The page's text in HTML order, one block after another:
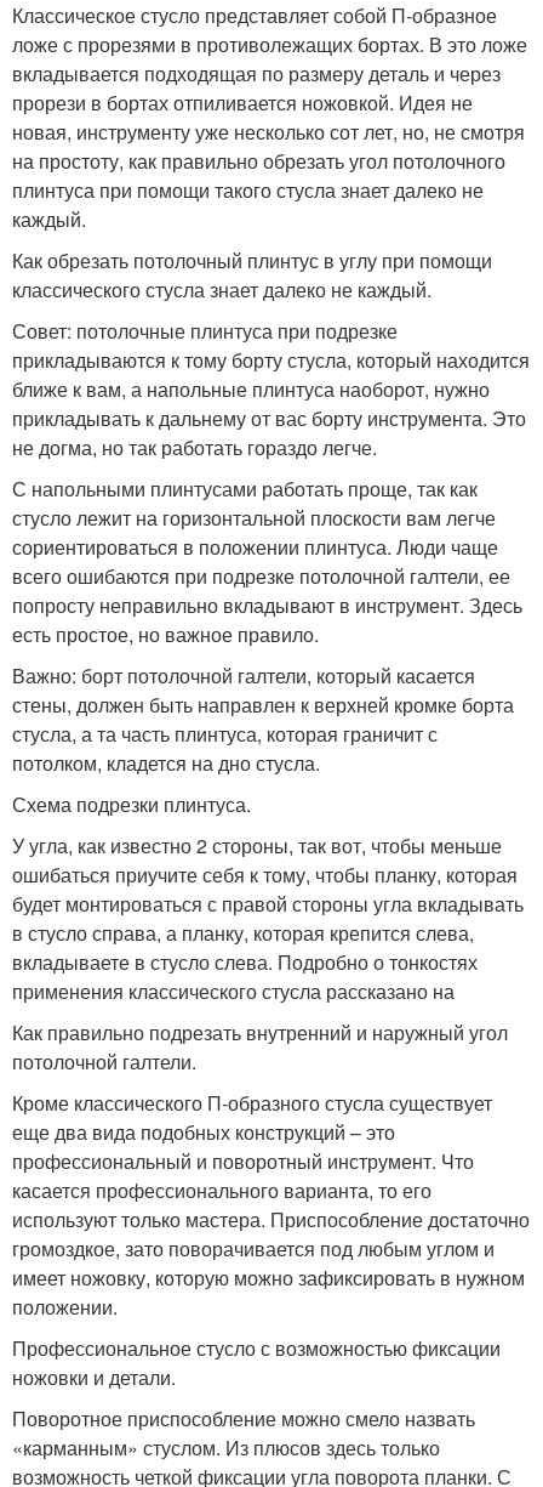
Классическое стусло представляет собой П-образное
ложе с прорезями в противолежащих бортах. В это ложе
вкладывается подходящая по размеру деталь и через
прорези в бортах отпиливается ножовкой. Идея не
новая, инструменту уже несколько сот лет, но, не смотря
на простоту, как правильно обрезать угол потолочного
плинтуса при помощи такого стусла знает далеко не
каждый.
Как обрезать потолочный плинтус в углу при помощи
классического стусла знает далеко не каждый.
Совет: потолочные плинтуса при подрезке
прикладываются к тому борту стусла, который находится
ближе к вам, а напольные плинтуса наоборот, нужно
прикладывать к дальнему от вас борту инструмента. Это
не догма, но так работать гораздо легче.
С напольными плинтусами работать проще, так как
стусло лежит на горизонтальной плоскости вам легче
сориентироваться в положении плинтуса. Люди чаще
всего ошибаются при подрезке потолочной галтели, ее
попросту неправильно вкладывают в инструмент. Здесь
есть простое, но важное правило.
Важно: борт потолочной галтели, который касается
стены, должен быть направлен к верхней кромке борта
стусла, а та часть плинтуса, которая граничит с
потолком, кладется на дно стусла.
Схема подрезки плинтуса.
У угла, как известно 2 стороны, так вот, чтобы меньше
ошибаться приучите себя к тому, чтобы планку, которая
будет монтироваться с правой стороны угла вкладывать
в стусло справа, а планку, которая крепится слева,
вкладываете в стусло слева. Подробно о тонкостях
применения классического стусла рассказано на
Как правильно подрезать внутренний и наружный угол
потолочной галтели.
Кроме классического П-образного стусла существует
еще два вида подобных конструкций – это
профессиональный и поворотный инструмент. Что
касается профессионального варианта, то его
используют только мастера. Приспособление достаточно
громоздкое, зато поворачивается под любым углом и
имеет ножовку, которую можно зафиксировать в нужном
положении.
Профессиональное стусло с возможностью фиксации
ножовки и детали.
Поворотное приспособление можно смело назвать
«карманным» стуслом. Из плюсов здесь только
возможность четкой фиксации угла поворота планки. С